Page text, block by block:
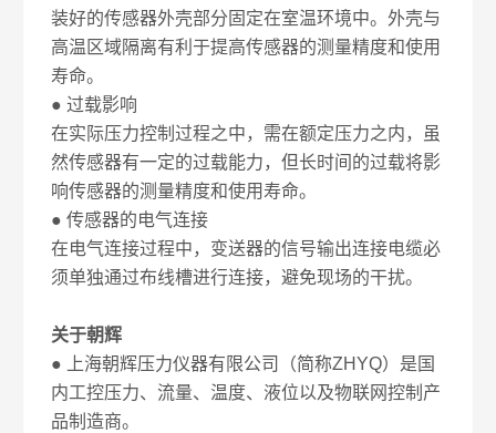
装好的传感器外壳部分固定在室温环境中。外壳与
高温区域隔离有利于提高传感器的测量精度和使用
寿命。
● 过载影响
在实际压力控制过程之中，需在额定压力之内，虽
然传感器有一定的过载能力，但长时间的过载将影
响传感器的测量精度和使用寿命。
● 传感器的电气连接
在电气连接过程中，变送器的信号输出连接电缆必
须单独通过布线槽进行连接，避免现场的干扰。
关于朝辉
● 上海朝辉压力仪器有限公司（简称ZHYQ）是国
内工控压力、流量、温度、液位以及物联网控制产
品制造商。